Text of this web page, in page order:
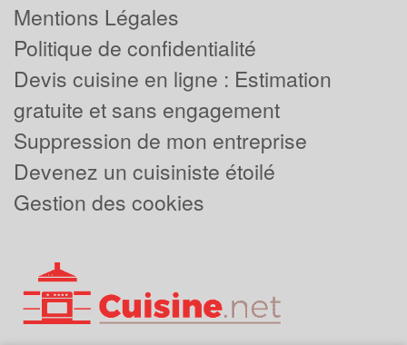
Mentions Légales
Politique de confidentialité
Devis cuisine en ligne : Estimation
gratuite et sans engagement
Suppression de mon entreprise
Devenez un cuisiniste étoilé
Gestion des cookies